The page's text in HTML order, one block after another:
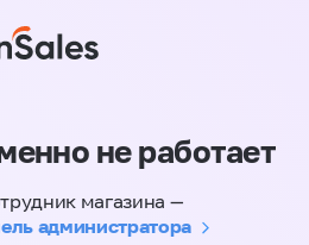
не работает
магазина —
администратора